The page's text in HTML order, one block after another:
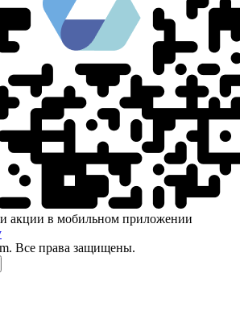
акции в мобильном приложении
Все права защищены.